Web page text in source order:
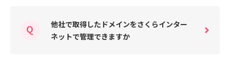
他社で取得したドメインをさくらインター
ネットで管理できますか